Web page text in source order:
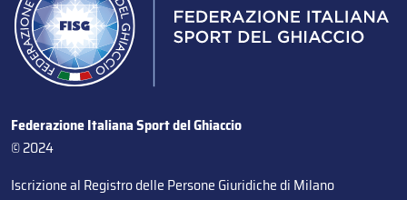
Federazione Italiana Sport del Ghiaccio
© 2024
Iscrizione al Registro delle Persone Giuridiche di Milano